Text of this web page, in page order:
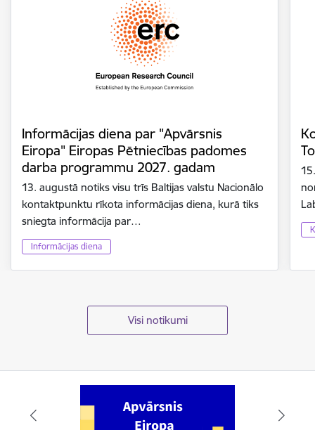
Informācijas diena par "Apvārsnis
Eiropa" Eiropas Pētniecības padomes
darba programmu 2027. gadam
13. augustā notiks visu trīs Baltijas valstu Nacionālo
kontaktpunktu rīkota informācijas diena, kurā tiks
sniegta informācija par…
Informācijas diena
Visi notikumi